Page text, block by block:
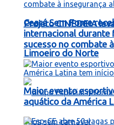
Projeto CINEDEIA
Limoeiro do Norte
Ceará Sem Fome
internacional durante
sucesso no combate
Maior evento
aquático da América